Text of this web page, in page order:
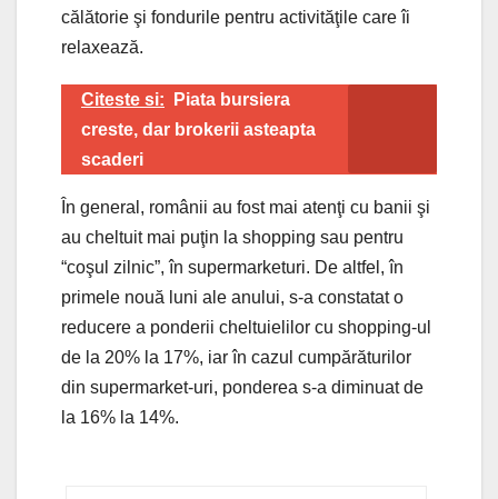
călătorie şi fondurile pentru activităţile care îi
relaxează.
Citeste si:
Piata bursiera
creste, dar brokerii asteapta
scaderi
În general, românii au fost mai atenţi cu banii şi
au cheltuit mai puţin la shopping sau pentru
“coşul zilnic”, în supermarketuri. De altfel, în
primele nouă luni ale anului, s-a constatat o
reducere a ponderii cheltuielilor cu shopping-ul
de la 20% la 17%, iar în cazul cumpărăturilor
din supermarket-uri, ponderea s-a diminuat de
la 16% la 14%.